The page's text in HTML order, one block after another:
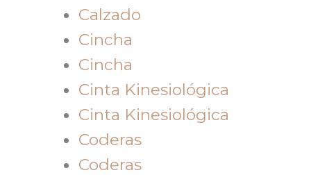
Calzado
Cincha
Cincha
Cinta Kinesiológica
Cinta Kinesiológica
Coderas
Coderas